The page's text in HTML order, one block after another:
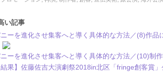
い記事
ーを進化させ集客へと導く具体的な方法／(8)作
ーを進化させ集客へと導く具体的な方法／(10)制
結果】佐藤佐吉大演劇祭2018in北区「fringe創客賞